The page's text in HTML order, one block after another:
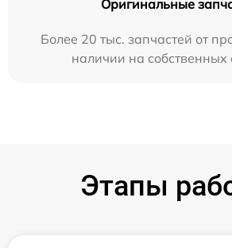
Оригинальные
Более 20 тыс. запчастей от
наличии на собственных
Этапы